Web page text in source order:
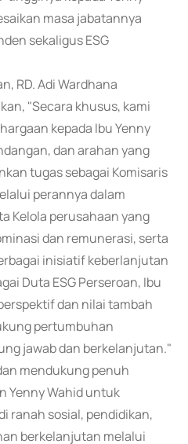
masa jabatannya
sekaligus ESG
RD. Adi Wardhana
"Secara khusus, kami
kepada Ibu Yenny
dan arahan yang
tugas sebagai Komisaris
perannya dalam
Kelola perusahaan yang
dan remunerasi, serta
inisiatif keberlanjutan
Duta ESG Perseroan, Ibu
dan nilai tambah
pertumbuhan
jawab dan berkelanjutan."
mendukung penuh
Yenny Wahid untuk
ranah sosial, pendidikan,
berkelanjutan melalui